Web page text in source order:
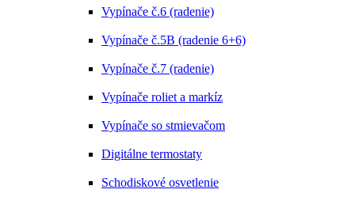
Vypínače č.6 (radenie)
Vypínače č.5B (radenie 6+6)
Vypínače č.7 (radenie)
Vypínače roliet a markíz
Vypínače so stmievačom
Digitálne termostaty
Schodiskové osvetlenie